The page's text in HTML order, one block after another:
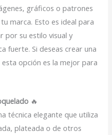
gráficos o patrones
marca. Esto es ideal para
por su estilo visual y
fuerte. Si deseas crear una
opción es la mejor para
🔥
técnica elegante que utiliza
plateada o de otros